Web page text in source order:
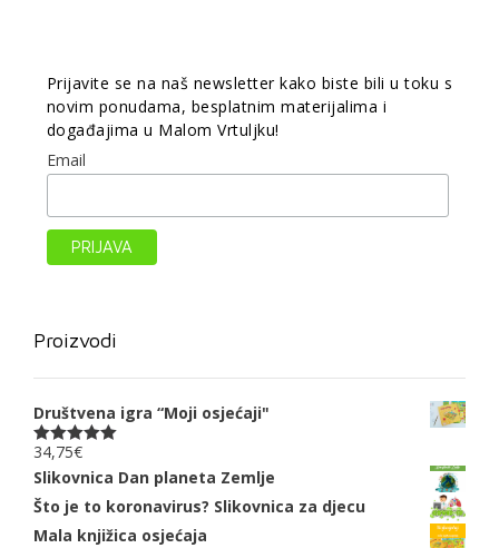
Prijavite se na naš newsletter kako biste bili u toku s
novim ponudama, besplatnim materijalima i
događajima u Malom Vrtuljku!
Email
Proizvodi
Društvena igra “Moji osjećaji"
Ocjenjeno
5.00 od 5
34,75€
Slikovnica Dan planeta Zemlje
Što je to koronavirus? Slikovnica za djecu
Mala knjižica osjećaja